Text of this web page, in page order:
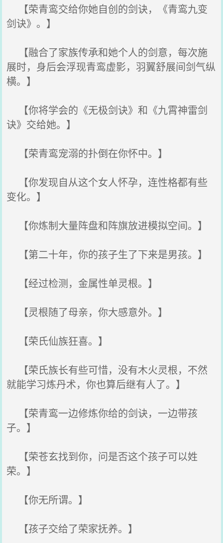
【荣青鸾交给你她自创的剑诀，《青鸾九变
剑诀》。】
【融合了家族传承和她个人的剑意，每次施
展时，身后会浮现青鸾虚影，羽翼舒展间剑气纵
横。】
【你将学会的《无极剑诀》和《九霄神雷剑
诀》交给她。】
【荣青鸾宠溺的扑倒在你怀中。】
【你发现自从这个女人怀孕，连性格都有些
变化。】
【你炼制大量阵盘和阵旗放进模拟空间。】
【第二十年，你的孩子生了下来是男孩。】
【经过检测，金属性单灵根。】
【灵根随了母亲，你大感意外。】
【荣氏仙族狂喜。】
【荣氏族长有些可惜，没有木火灵根，不然
就能学习炼丹术，你也算后继有人了。】
【荣青鸾一边修炼你给的剑诀，一边带孩
子。】
【荣苍玄找到你，问是否这个孩子可以姓
荣。】
【你无所谓。】
【孩子交给了荣家抚养。】